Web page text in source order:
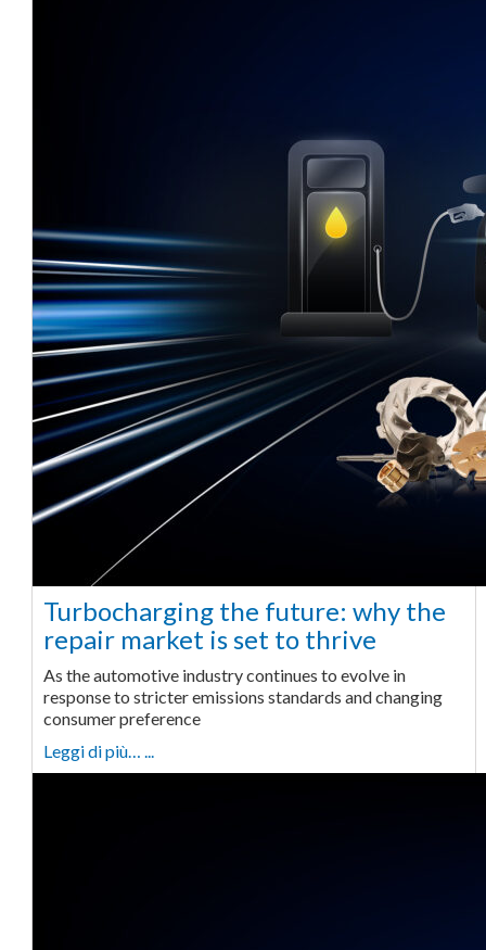
Turbocharging the future: why the
repair market is set to thrive
As the automotive industry continues to evolve in
response to stricter emissions standards and changing
consumer preference
Leggi di più… ...